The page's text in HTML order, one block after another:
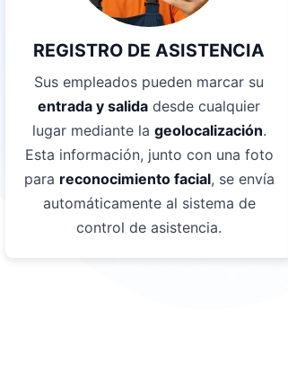
REGISTRO DE ASISTENCIA
Sus empleados pueden marcar su
entrada y salida desde cualquier
lugar mediante la geolocalización.
Esta información, junto con una foto
para reconocimiento facial, se envía
automáticamente al sistema de
control de asistencia.